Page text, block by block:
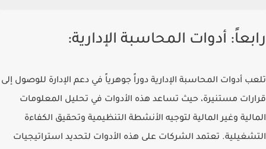
رابعاً: أدوات المحاسبة الإدارية:
تلعب أدوات المحاسبة الإدارية دوراً جوهرياً في دعم الإدارة للوصول إلى
قرارات مستنيرة، حيث تساعد هذه الأدوات في تحليل المعلومات
المالية وغير المالية لتوجيه الأنشطة التنظيمية وتحقيق الكفاءة
التشغيلية. تعتمد الشركات على هذه الأدوات لتحديد استراتيجيات